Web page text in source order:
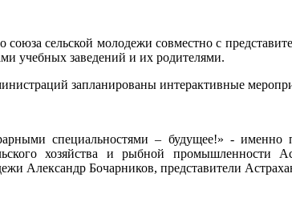
союза сельской молодежи совместно с
учебных заведений и их родителями.
запланированы интерактивные
специальностями – будущее!» -
хозяйства и рыбной промышленности
Александр Бочарников, представители